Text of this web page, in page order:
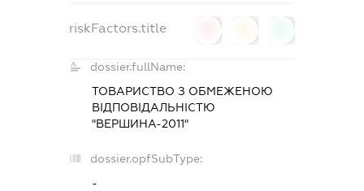
riskFactors.title
dossier.fullName:
ТОВАРИСТВО З ОБМЕЖЕНОЮ
ВІДПОВІДАЛЬНІСТЮ
"ВЕРШИНА-2011"
dossier.opfSubType:
-